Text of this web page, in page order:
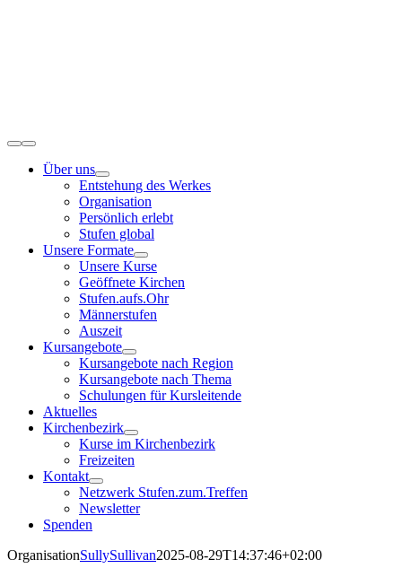
Toggle
NavigationÜber uns
Entstehung des Werkes
Organisation
Persönlich erlebt
Stufen global
Unsere Formate
Unsere Kurse
Geöffnete Kirchen
Stufen.aufs.Ohr
Männerstufen
Auszeit
Kursangebote
Kursangebote nach Region
Kursangebote nach Thema
Schulungen für Kursleitende
Aktuelles
Kirchenbezirk
Kurse im Kirchenbezirk
Freizeiten
Kontakt
Netzwerk Stufen.zum.Treffen
Newsletter
Spenden
OrganisationSullySullivan2025-08-29T14:37:46+02:00